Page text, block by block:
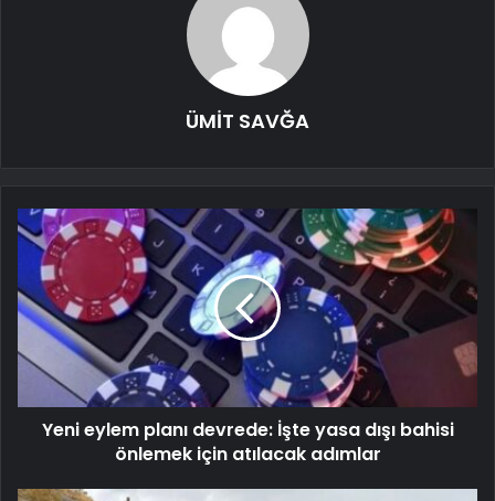
ÜMİT SAVĞA
Yeni eylem planı devrede: İşte yasa dışı bahisi
önlemek için atılacak adımlar